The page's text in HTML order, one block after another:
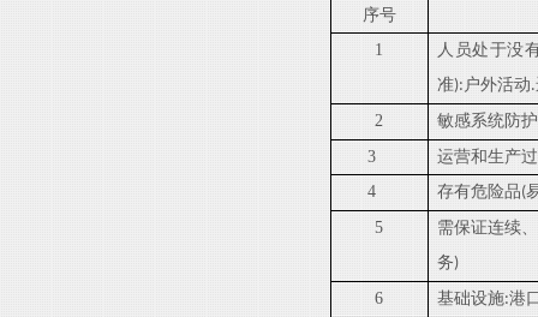
序号
1
人员处于没
准): 户外活动.
2
敏感系统防护
3
运营和生产
4
存有危险品(
5
需保证连续
务)
6
基础设施:港